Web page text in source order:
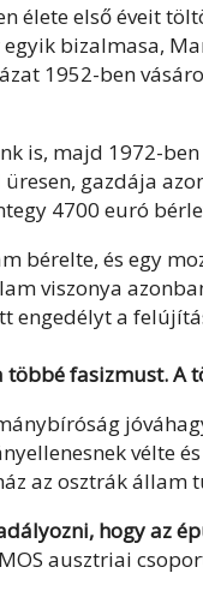
élete első éveit
bizalmasa,
1952-ben
is, majd 1972-
gazdája
4700 euró
bérelte, és egy
viszonya
engedélyt a
többé fasizmust.
vélte
az osztrák állam
hogy az
ausztriai